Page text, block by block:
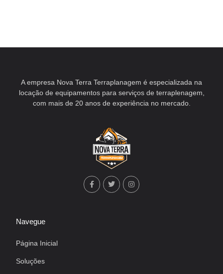
A empresa Nova Terra Terraplanagem é especializada na
locação de equipamentos para serviços de terraplenagem,
com mais de 20 anos de experiência no mercado.
Navegue
Página Inicial
Soluções